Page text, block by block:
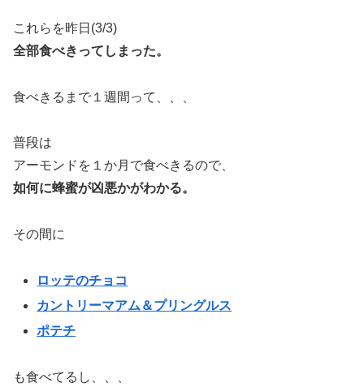
これらを昨日(3/3)
全部食べきってしまった。
食べきるまで１週間って、、、
普段は
アーモンドを１か月で食べきるので、
如何に蜂蜜が凶悪かがわかる。
その間に
ロッテのチョコ
カントリーマアム＆プリングルス
ポテチ
も食べてるし、、、